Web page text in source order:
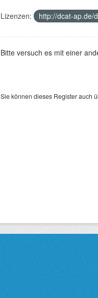
Lizenzen: http://dcat-ap.de/
Bitte versuch es mit einer
Sie können dieses Register auch